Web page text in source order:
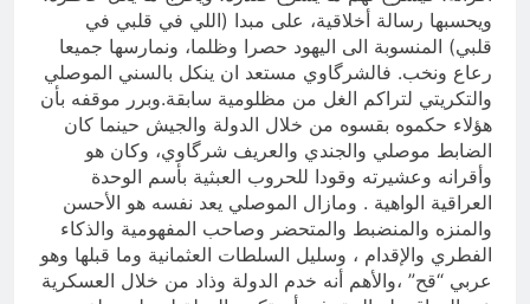
ويحسبها رسالة أخلاقية، على مبدا (اللي في قلبي في
قلبي) المنسوبة الى اليهود حصرا وظلما، ونمارسها جميعا
رعاع ونخب. فالشرگاوي مستعد ان ينكل بالسني الموصلي
والتكريتي لتراكم الغل من مظلومية سابقة.وبرر موقفه بأن
هؤلاء حكموه بقسوه من خلال الدولة والجيش حينما كان
الضابط موصلي والجندي والعريف شرگاوي، وكان هو
وأقرانه وعشيرته وقودا للحروب العبثية بأسم الوحدة
العراقية الواهية . ومازال الموصلي يعد نفسه هو الأحسن
والمنزه والمنضبط والمتحضر وصاحب المفهومية والذكاء
الفطري والإقدام ، وسليل السلطات العثمانية وما قبلها وهو
عربي “قح” ،والأهم أنه خدم الدولة وذاد من خلال العسكرية